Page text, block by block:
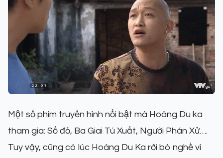
Một số phim truyền hình nổi bật mà Hoàng Du ka
tham gia: Số đỏ, Ba Giai Tú Xuất, Người Phán Xử….
Tuy vậy, cũng có lúc Hoàng Du Ka rời bò nghề vì